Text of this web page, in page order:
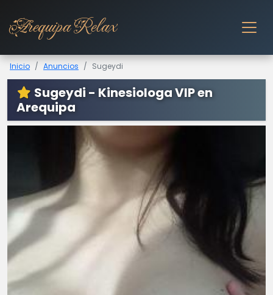
Arequipa Relax
Inicio Anuncios Sugeydi
Sugeydi - Kinesiologa VIP en
Arequipa